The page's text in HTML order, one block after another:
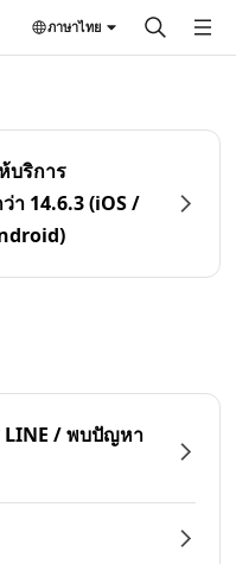
ภาษาไทย
บริการ
า 14.6.3 (iOS /
LINE / พบปัญหา